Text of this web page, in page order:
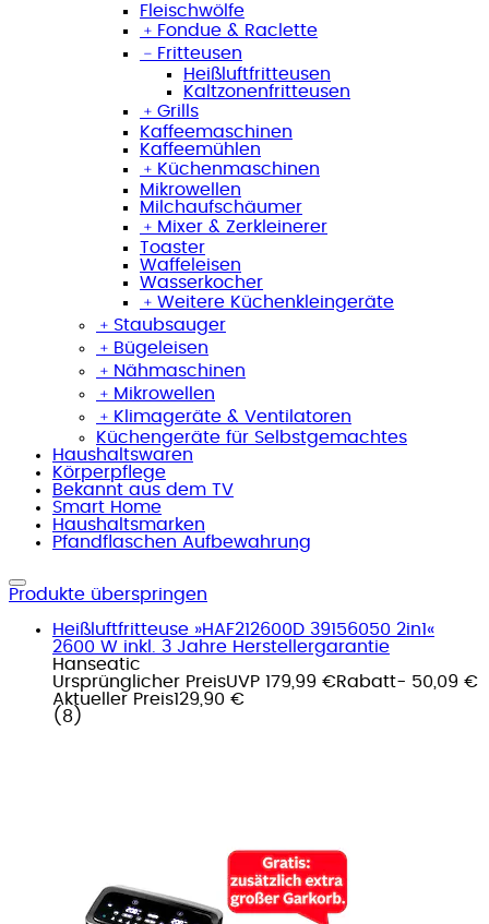
Fleischwölfe
﹢ Fondue & Raclette
﹣ Fritteusen
Heißluftfritteusen
Kaltzonenfritteusen
﹢ Grills
Kaffeemaschinen
Kaffeemühlen
﹢ Küchenmaschinen
Mikrowellen
Milchaufschäumer
﹢ Mixer & Zerkleinerer
Toaster
Waffeleisen
Wasserkocher
﹢ Weitere Küchenkleingeräte
﹢ Staubsauger
﹢ Bügeleisen
﹢ Nähmaschinen
﹢ Mikrowellen
﹢ Klimageräte & Ventilatoren
Küchengeräte für Selbstgemachtes
Haushaltswaren
Körperpflege
Bekannt aus dem TV
Smart Home
Haushaltsmarken
Pfandflaschen Aufbewahrung
Produkte überspringen
Heißluftfritteuse »HAF212600D 39156050 2in1«
2600 W inkl. 3 Jahre Herstellergarantie
Hanseatic
Ursprünglicher PreisUVP 179,99 €Rabatt- 50,09 €
Aktueller Preis129,90 €
( 8 )